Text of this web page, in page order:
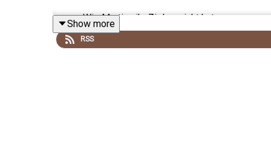
Wie Martina ihr Ziel erreicht hat
Show more
RSS